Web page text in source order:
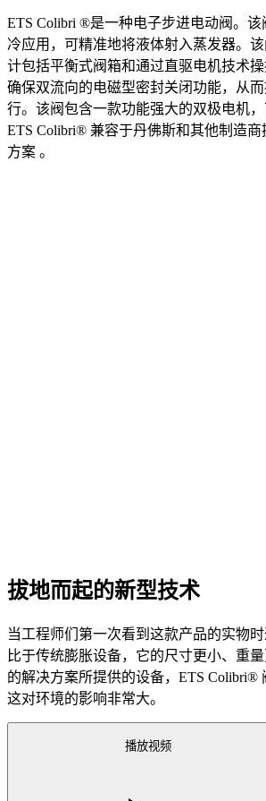
ETS Colibri ®是一种电子步进电动阀。该
冷应用，可精准地将液体射入蒸发器。
计包括平衡式阀箱和通过直驱电机技术
确保双流向的电磁型密封关闭功能，从
行。该阀包含一款功能强大的双极电机，
ETS Colibri® 兼容于丹佛斯和其他制造
方案 。
拔地而起的新型技术
当工程师们第一次看到这款产品的实物
比于传统膨胀设备，它的尺寸更小、重
的解决方案所提供的设备，ETS Colibri®
这对环境的影响非常大。
播放视频